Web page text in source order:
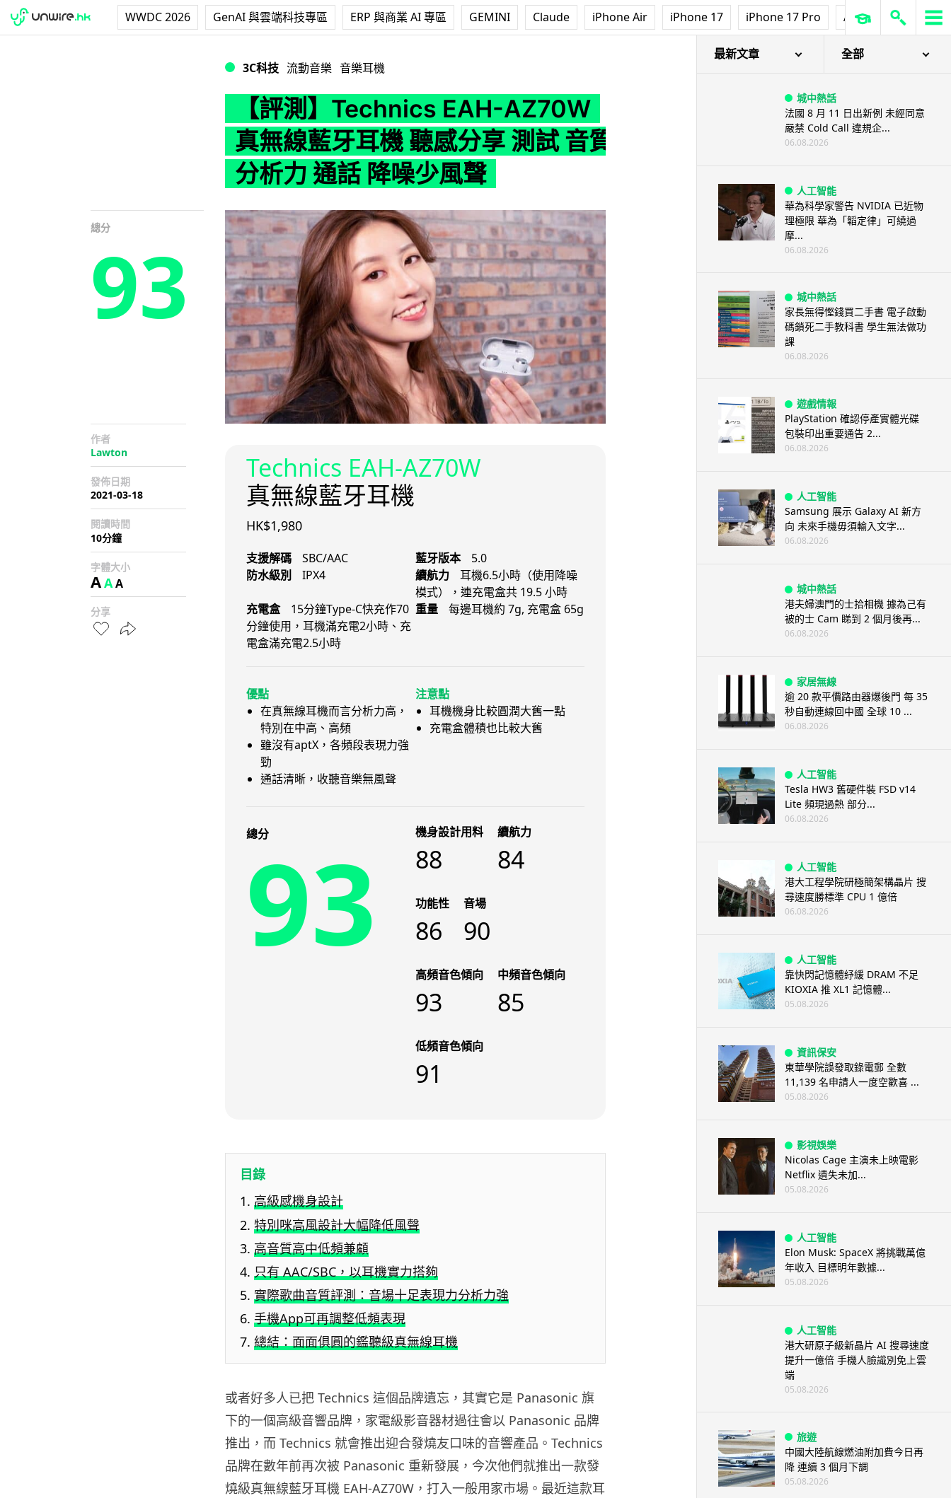
WWDC 2026 GenAI 與雲端科技專區 ERP 與商業 AI 專區 GEMINI Claude iPhone Air iPhone 17 iPhone 17 Pro AirPods Pro 3
3C科技 流動音樂 音樂耳機
【評測】Technics EAH-AZ70W
真無線藍牙耳機 聽感分享 測試 音質
分析力 通話 降噪少風聲
總分
93
作者
Lawton
發佈日期
2021-03-18
閱讀時間
10分鐘
字體大小
AAA
分享
Technics EAH-AZ70W
真無線藍牙耳機
HK$1,980
支援解碼 SBC/AAC 藍牙版本
5.0
防水級別
IPX4 續航力
耳機6.5小時（使用降噪
模式），連充電盒共 19.5 小時
充電盒
15分鐘Type-C快充作70
分鐘使用，耳機滿充電2小時、充
電盒滿充電2.5小時
重量 每邊耳機約 7g, 充電盒 65g
優點
在真無線耳機而言分析力高，
特別在中高、高頻
雖沒有aptX，各頻段表現力強
勁
通話清晰，收聽音樂無風聲
注意點
耳機機身比較圓潤大舊一點
充電盒體積也比較大舊
總分
93 機身設計用料
88
續航力
84
功能性
86
音場
90
高頻音色傾向
93
中頻音色傾向
85
低頻音色傾向
91
目錄
高級感機身設計
特別咪高風設計大幅降低風聲
高音質高中低頻兼顧
只有 AAC/SBC，以耳機實力搭夠
實際歌曲音質評測：音場十足表現力分析力強
手機App可再調整低頻表現
總結：面面俱圓的鑑聽級真無線耳機
或者好多人已把 Technics 這個品牌遺忘，其實它是 Panasonic 旗
下的一個高級音響品牌，家電級影音器材過往會以 Panasonic 品牌
推出，而 Technics 就會推出迎合發燒友口味的音響產品。Technics
品牌在數年前再次被 Panasonic 重新發展，今次他們就推出一款發
燒級真無線藍牙耳機 EAH-AZ70W，打入一般用家市場。最近這款耳
最新文章 全部
城中熱話
法國 8 月 11 日出新例 未經同意
嚴禁 Cold Call 違規企...
06.08.2026
人工智能
華為科學家警告 NVIDIA 已近物
理極限 華為「韜定律」可繞過
摩...
06.08.2026
城中熱話
家長無得慳錢買二手書 電子啟動
碼鎖死二手教科書 學生無法做功
課
06.08.2026
遊戲情報
PlayStation 確認停產實體光碟
包裝印出重要通告 2...
06.08.2026
人工智能
Samsung 展示 Galaxy AI 新方
向 未來手機毋須輸入文字...
06.08.2026
城中熱話
港夫婦澳門的士拾相機 據為己有
被的士 Cam 睇到 2 個月後再...
06.08.2026
家居無線
逾 20 款平價路由器爆後門 每 35
秒自動連線回中國 全球 10 ...
06.08.2026
人工智能
Tesla HW3 舊硬件裝 FSD v14
Lite 頻現過熱 部分...
06.08.2026
人工智能
港大工程學院研極簡架構晶片 搜
尋速度勝標準 CPU 1 億倍
06.08.2026
人工智能
靠快閃記憶體紓緩 DRAM 不足
KIOXIA 推 XL1 記憶體...
05.08.2026
資訊保安
東華學院誤發取錄電郵 全數
11,139 名申請人一度空歡喜 ...
05.08.2026
影視娛樂
Nicolas Cage 主演未上映電影
Netflix 遺失未加...
05.08.2026
人工智能
Elon Musk: SpaceX 將挑戰萬億
年收入 目標明年數據...
05.08.2026
人工智能
港大研原子級新晶片 AI 搜尋速度
提升一億倍 手機人臉識別免上雲
端
05.08.2026
旅遊
中國大陸航線燃油附加費今日再
降 連續 3 個月下調
05.08.2026